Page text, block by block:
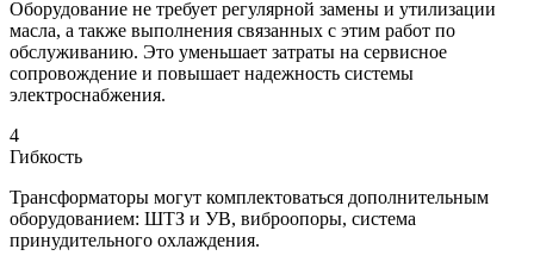
Оборудование не требует регулярной замены и утилизации
масла, а также выполнения связанных с этим работ по
обслуживанию. Это уменьшает затраты на сервисное
сопровождение и повышает надежность системы
электроснабжения.
4
Гибкость
Трансформаторы могут комплектоваться дополнительным
оборудованием: ШТЗ и УВ, виброопоры, система
принудительного охлаждения.